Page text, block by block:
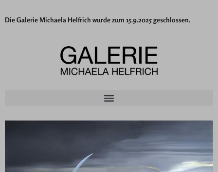
Die Galerie Michaela Helfrich wurde zum 15.9.2025 geschlossen.